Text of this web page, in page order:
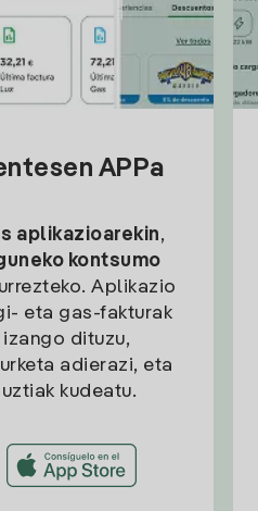
APPa
aplikazioarekin,
kontsumo
Aplikazio
eta gas-fakturak
dituzu,
adierazi, eta
kudeatu.